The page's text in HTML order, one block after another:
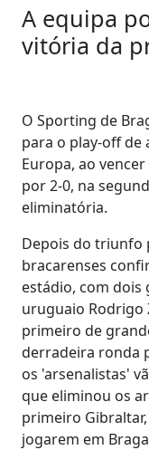
A equipa
vitória da
O Sporting de
para o play-off de
Europa, ao
por 2-0, na
eliminatória.
Depois do triunfo
bracarenses
estádio, com
uruguaio Rodrigo
primeiro de
derradeira ronda
os 'arsenalistas'
que eliminou os
primeiro
jogarem em